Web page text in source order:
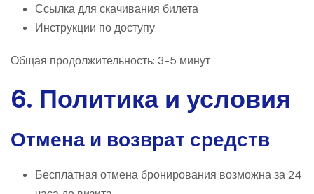
Ссылка для скачивания билета
Инструкции по доступу
Общая продолжительность: 3-5 минут
6. Политика и условия
Отмена и возврат средств
Бесплатная отмена бронирования возможна за 24